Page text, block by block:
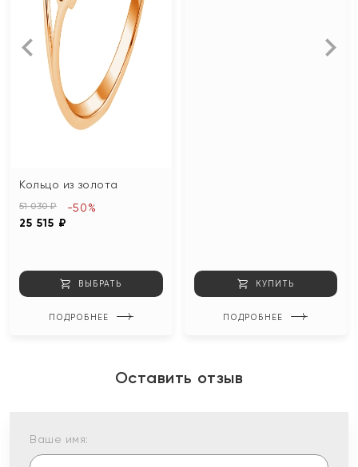
Кольцо из золота
51 030 ₽
25 515 ₽
-50%
ВЫБРАТЬ
ПОДРОБНЕЕ
КУПИТЬ
ПОДРОБНЕЕ
Оставить отзыв
Ваше имя: